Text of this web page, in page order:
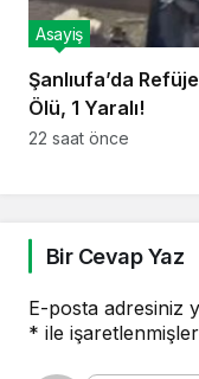
Şanlıufa’da
Ölü, 1 Yaralı!
Asayiş
22 saat önce
Bir Cevap Yaz
E-posta adresiniz
* ile